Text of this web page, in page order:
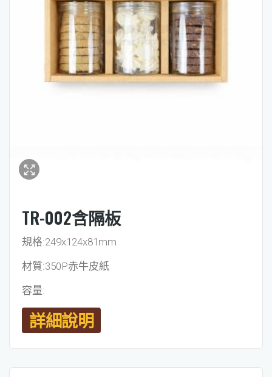
TR-002含隔板
規格:249x124x81mm
材質:350P赤牛皮紙
容量:
詳細說明